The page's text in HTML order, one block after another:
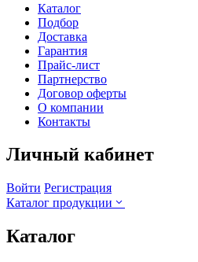
Каталог
Подбор
Доставка
Гарантия
Прайс-лист
Партнерство
Договор оферты
О компании
Контакты
Личный кабинет
Войти Регистрация
Каталог продукции
Каталог